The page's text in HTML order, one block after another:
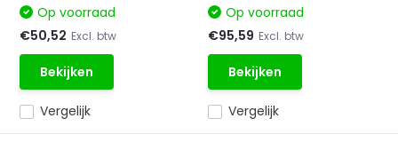
Vergelijk
Op voorraad
€50,52 Excl. btw
Bekijken
Vergelijk
Op voorraad
€95,59 Excl. btw
Bekijken